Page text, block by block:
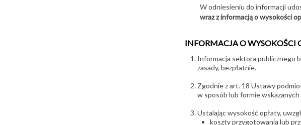
W odniesieniu do informacji
wraz z informacją o wysokości
INFORMACJA O WYSOKOŚCI
Informacja sektora publicznego
zasady, bezpłatnie.
Zgodnie z art. 18 Ustawy
w sposób lub formie
Ustalając wysokość opłaty,
koszty przygotowania lub